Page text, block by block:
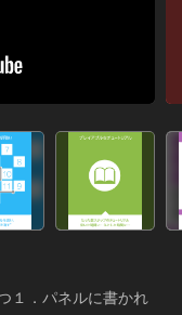
１．パネルに書かれ